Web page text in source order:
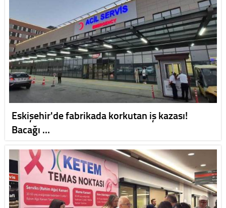
Eskişehir'de fabrikada korkutan iş kazası!
Bacağı …